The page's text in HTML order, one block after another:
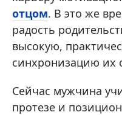
отцом. В это же
радость
высокую,
синхронизацию их
Сейчас мужчина
протезе и